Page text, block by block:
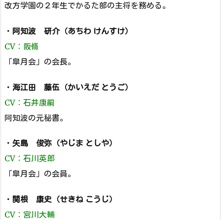
改方学園の２年生でかるた部の主将を務める。
・ 阿知波 研介（あちわ けんすけ）
CV：阪脩
「皐月会」の会長。
・ 海江田 藤伍（かいえだ とうご）
CV：石井康嗣
阿知波の元秘書。
・ 矢島 俊弥（やじま としや）
CV：石川英郎
「皐月会」の会員。
・ 関根 康史（せきね こうじ）
CV：宮川大輔